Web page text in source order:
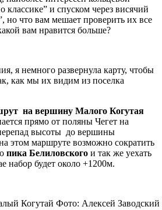
и спуском через висячий
но что вам мешает проверить их все
вам нравится больше?
я немного развернула карту, чтобы
как мы их видим из поселка
на вершину Малого Когутая
прямо от поляны Чегет на
высоты до вершины
этом маршруте возможно сократить
пика Белиловского и так же уехать
набор будет около +1200м.
Когутай Фото: Алексей Заводский